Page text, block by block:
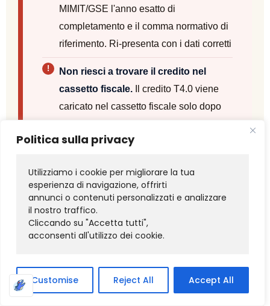
Politica sulla privacy
Utilizziamo i cookie per migliorare la tua
esperienza di navigazione, offrirti
annunci o contenuti personalizzati e analizzare
il nostro traffico.
Cliccando su "Accetta tutti",
acconsenti all'utilizzo dei cookie.
Customise Reject All Accept All
MIMIT/GSE l'anno esatto di
completamento e il comma normativo di
riferimento. Ri-presenta con i dati corretti
Non riesci a trovare il credito nel
cassetto fiscale. Il credito T4.0 viene
caricato nel cassetto fiscale solo dopo
che il MIMIT trasmette all'AdE l'elenco
dei beneficiari. Se la comunicazione di
stata inviata ma non ancora elaborata, il
credito non appare. Verifica lo stato della
comunicazione sul portale GSE
Hai provato a compensare più della
— non puoi usarne più di 1/5 per anno.